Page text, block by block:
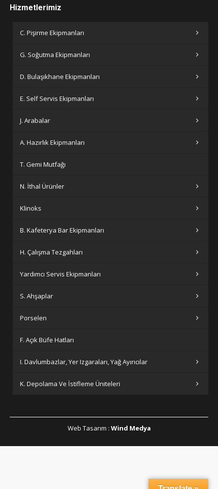
Hizmetlerimiz
C. Pişirme Ekipmanları
G. Soğutma Ekipmanları
D. Bulaşıkhane Ekipmanları
E. Self Servis Ekipmanları
J. Arabalar
A. Hazırlık Ekipmanları
T. Gemi Mutfağı
N. İthal Ürünler
Klinoks
B. Kafeterya Bar Ekipmanları
H. Çalışma Tezgahları
Yardımcı Servis Ekipmanları
S. Ahşaplar
Porselen
F. Açık Büfe Hatları
I. Davlumbazlar, Yer Izgaraları, Yağ Ayırıcılar
K. Depolama Ve İstifleme Üniteleri
Web Tasarım : Wind Medya